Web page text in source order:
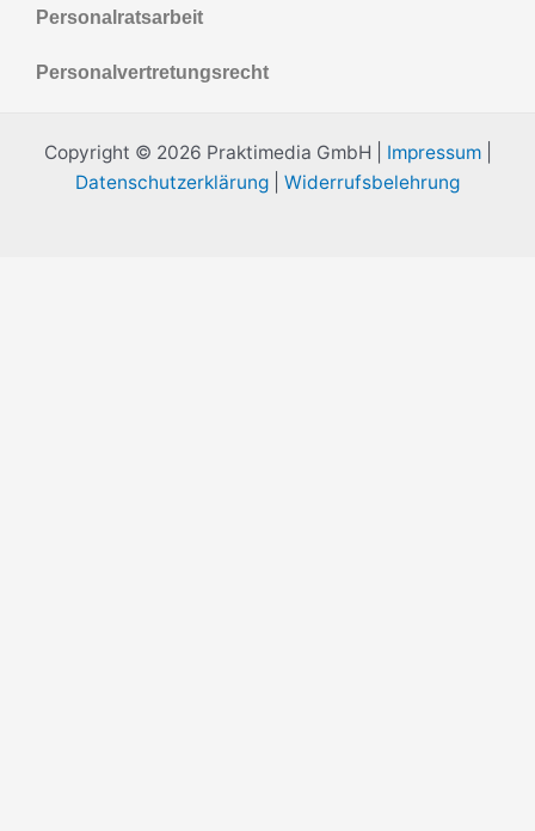
Personalratsarbeit
Personalvertretungsrecht
Copyright © 2026 Praktimedia GmbH | Impressum|
Datenschutzerklärung
Widerrufsbelehrung